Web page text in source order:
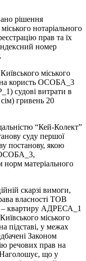
рішення
нотаріального
прав та їх
номер
міського
користь ОСОБА_3
судові витрати в
сім) гривень 20
“Кей-Колект”
суду першої
постанову, якою
ОСОБА_3,
матеріального
скарзі вимоги,
власності ТОВ
– квартиру АДРЕСА_1
міського
підставі, у межах
Законом
речових прав на
Наголошує, що у